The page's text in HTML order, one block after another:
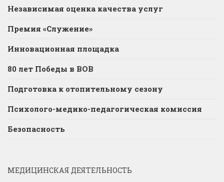
Независимая оценка качества услуг
Премия «Служение»
Инновационная площадка
80 лет Победы в ВОВ
Подготовка к отопительному сезону
Психолого-медико-педагогическая комиссия
Безопасность
МЕДИЦИНСКАЯ ДЕЯТЕЛЬНОСТЬ